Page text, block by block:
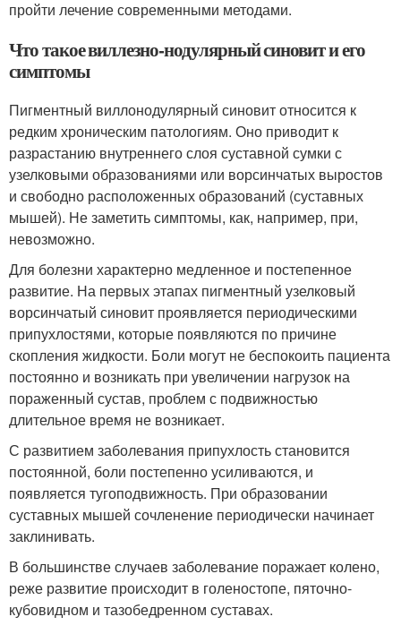
пройти лечение современными методами.
Что такое виллезно-нодулярный синовит и его
симптомы
Пигментный виллонодулярный синовит относится к
редким хроническим патологиям. Оно приводит к
разрастанию внутреннего слоя суставной сумки с
узелковыми образованиями или ворсинчатых выростов
и свободно расположенных образований (суставных
мышей). Не заметить симптомы, как, например, при,
невозможно.
Для болезни характерно медленное и постепенное
развитие. На первых этапах пигментный узелковый
ворсинчатый синовит проявляется периодическими
припухлостями, которые появляются по причине
скопления жидкости. Боли могут не беспокоить пациента
постоянно и возникать при увеличении нагрузок на
пораженный сустав, проблем с подвижностью
длительное время не возникает.
С развитием заболевания припухлость становится
постоянной, боли постепенно усиливаются, и
появляется тугоподвижность. При образовании
суставных мышей сочленение периодически начинает
заклинивать.
В большинстве случаев заболевание поражает колено,
реже развитие происходит в голеностопе, пяточно-
кубовидном и тазобедренном суставах.